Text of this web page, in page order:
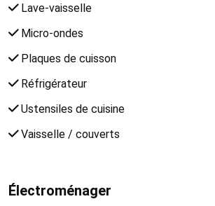
Lave-vaisselle
Micro-ondes
Plaques de cuisson
Réfrigérateur
Ustensiles de cuisine
Vaisselle / couverts
Électroménager